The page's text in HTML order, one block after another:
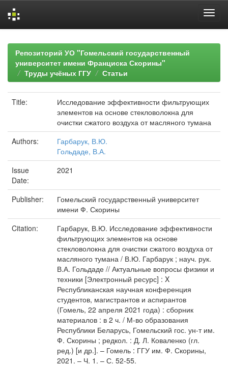
navigationРепозиторий УО "Гомельский государственный
университет имени Франциска Скорины"
Труды учёных ГГУ
Статьи
Title:
Исследование эффективности фильтрующих
элементов на основе стекловолокна для
очистки сжатого воздуха от масляного тумана
Authors:
Гарбарук, В.Ю.
Гольдаде, В.А.
Issue
Date:
2021
Publisher:
Гомельский государственный университет
имени Ф. Скорины
Citation:
Гарбарук, В.Ю. Исследование эффективности
фильтрующих элементов на основе
стекловолокна для очистки сжатого воздуха от
масляного тумана / В.Ю. Гарбарук ; науч. рук.
В.А. Гольдаде // Актуальные вопросы физики и
техники [Электронный ресурс] : X
Республиканская научная конференция
студентов, магистрантов и аспирантов
(Гомель, 22 апреля 2021 года) : сборник
материалов : в 2 ч. / М-во образования
Республики Беларусь, Гомельский гос. ун-т им.
Ф. Скорины ; редкол. : Д. Л. Коваленко (гл.
ред.) [и др.]. – Гомель : ГГУ им. Ф. Скорины,
2021. – Ч. 1. – С. 52-55.